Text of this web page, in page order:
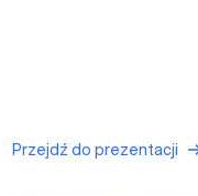
Przejdź do prezentacji